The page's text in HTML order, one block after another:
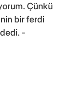
Çünkü
bir ferdi
-